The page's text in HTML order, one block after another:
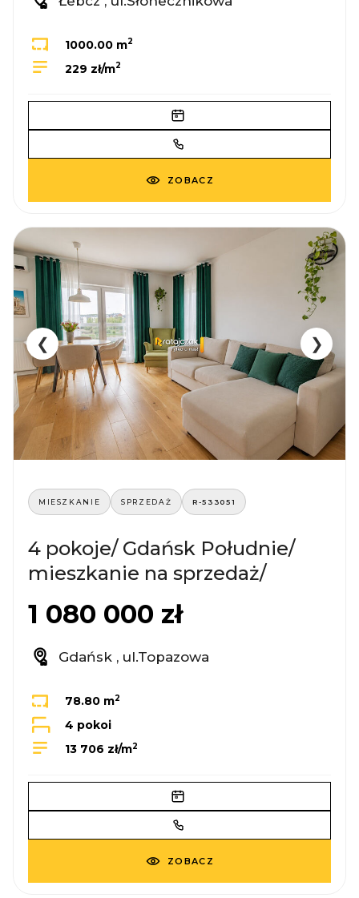
1000.00 m2
229 zł/m2
ZOBACZ
❮ ❯
MIESZKANIE SPRZEDAŻ R-533051
4 pokoje/ Gdańsk Południe/
mieszkanie na sprzedaż/
1 080 000 zł
Gdańsk , ul.Topazowa
78.80 m2
4 pokoi
13 706 zł/m2
ZOBACZ